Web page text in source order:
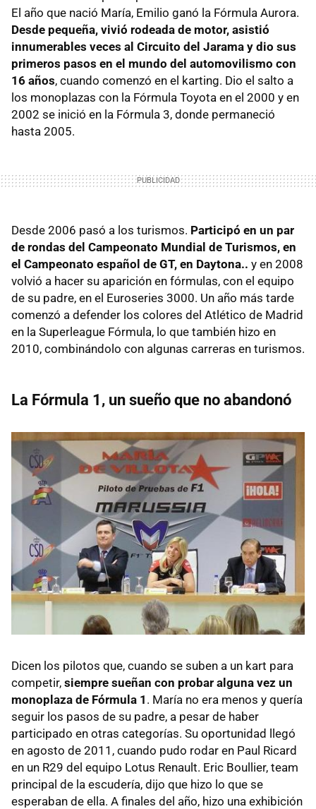
El año que nació María, Emilio ganó la Fórmula Aurora.
Desde pequeña, vivió rodeada de motor, asistió
innumerables veces al Circuito del Jarama y dio sus
primeros pasos en el mundo del automovilismo con
16 años, cuando comenzó en el karting. Dio el salto a
los monoplazas con la Fórmula Toyota en el 2000 y en
2002 se inició en la Fórmula 3, donde permaneció
hasta 2005.
Desde 2006 pasó a los turismos. Participó en un par
de rondas del Campeonato Mundial de Turismos, en
el Campeonato español de GT, en Daytona.. y en 2008
volvió a hacer su aparición en fórmulas, con el equipo
de su padre, en el Euroseries 3000. Un año más tarde
comenzó a defender los colores del Atlético de Madrid
en la Superleague Fórmula, lo que también hizo en
2010, combinándolo con algunas carreras en turismos.
La Fórmula 1, un sueño que no abandonó
Dicen los pilotos que, cuando se suben a un kart para
competir, siempre sueñan con probar alguna vez un
monoplaza de Fórmula 1 . María no era menos y quería
seguir los pasos de su padre, a pesar de haber
participado en otras categorías. Su oportunidad llegó
en agosto de 2011, cuando pudo rodar en Paul Ricard
en un R29 del equipo Lotus Renault. Eric Boullier, team
principal de la escudería, dijo que hizo lo que se
esperaban de ella. A finales del año, hizo una exhibición